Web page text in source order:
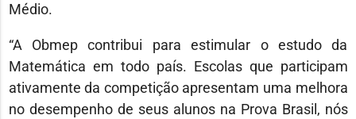
Médio.
“A Obmep contribui para estimular o estudo da
Matemática em todo país. Escolas que participam
ativamente da competição apresentam uma melhora
no desempenho de seus alunos na Prova Brasil, nós